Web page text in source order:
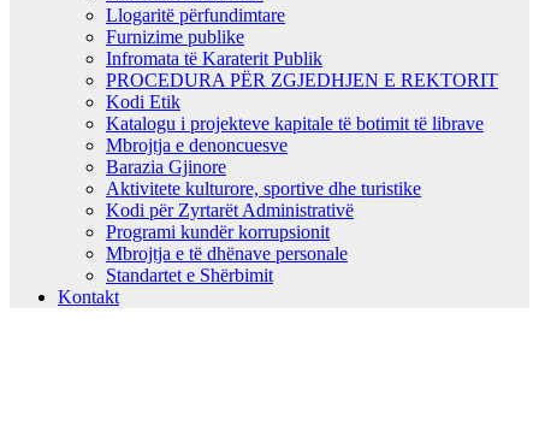
Llogaritë përfundimtare
Furnizime publike
Infromata të Karaterit Publik
PROCEDURA PËR ZGJEDHJEN E REKTORIT
Kodi Etik
Katalogu i projekteve kapitale të botimit të librave
Mbrojtja e denoncuesve
Barazia Gjinore
Aktivitete kulturore, sportive dhe turistike
Kodi për Zyrtarët Administrativë
Programi kundër korrupsionit
Mbrojtja e të dhënave personale
Standartet e Shërbimit
Kontakt